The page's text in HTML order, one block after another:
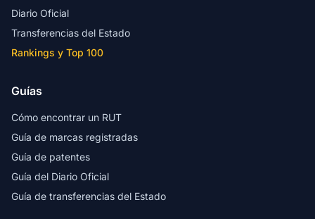
Diario Oficial
Transferencias del Estado
Rankings y Top 100
Guías
Cómo encontrar un RUT
Guía de marcas registradas
Guía de patentes
Guía del Diario Oficial
Guía de transferencias del Estado